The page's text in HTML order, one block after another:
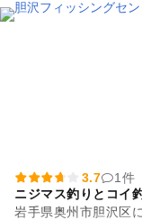
3.7
1件
ニジマス釣りとコイ
岩手県奥州市胆沢区